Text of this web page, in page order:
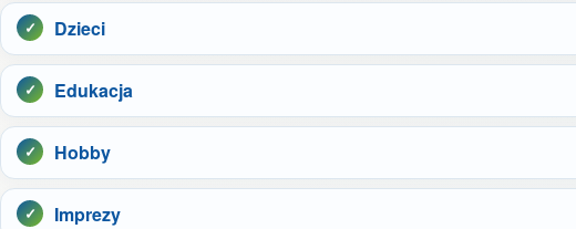
Dzieci
Edukacja
Hobby
Imprezy